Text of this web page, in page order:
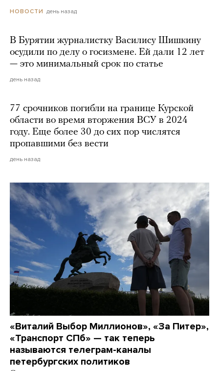
НОВОСТИ день назад
В Бурятии журналистку Василису Шишкину
осудили по делу о госизмене. Ей дали 12 лет
— это минимальный срок по статье
день назад
77 срочников погибли на границе Курской
области во время вторжения ВСУ в 2024
году. Еще более 30 до сих пор числятся
пропавшими без вести
день назад
«Виталий Выбор Миллионов», «За Питер»,
«Транспорт СПб» — так теперь
называются телеграм-каналы
петербургских политиков